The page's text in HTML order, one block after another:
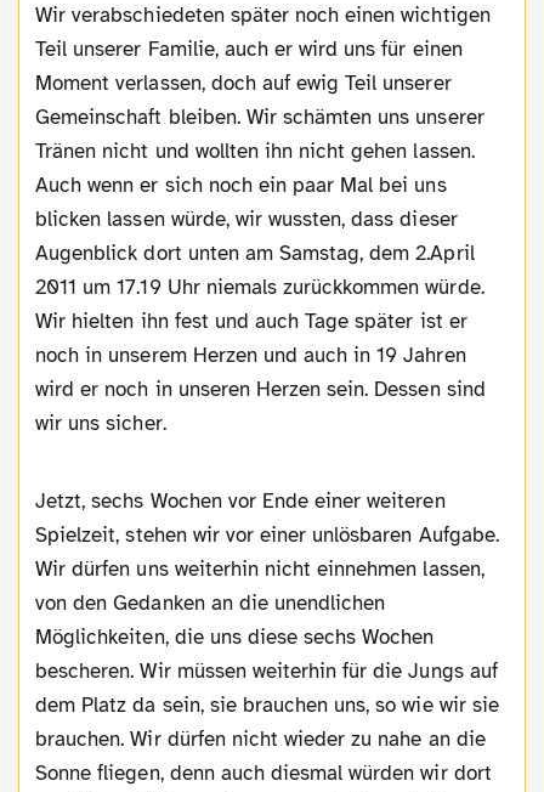
Wir verabschiedeten später noch einen wichtigen
Teil unserer Familie, auch er wird uns für einen
Moment verlassen, doch auf ewig Teil unserer
Gemeinschaft bleiben. Wir schämten uns unserer
Tränen nicht und wollten ihn nicht gehen lassen.
Auch wenn er sich noch ein paar Mal bei uns
blicken lassen würde, wir wussten, dass dieser
Augenblick dort unten am Samstag, dem 2.April
2011 um 17.19 Uhr niemals zurückkommen würde.
Wir hielten ihn fest und auch Tage später ist er
noch in unserem Herzen und auch in 19 Jahren
wird er noch in unseren Herzen sein. Dessen sind
wir uns sicher.
Jetzt, sechs Wochen vor Ende einer weiteren
Spielzeit, stehen wir vor einer unlösbaren Aufgabe.
Wir dürfen uns weiterhin nicht einnehmen lassen,
von den Gedanken an die unendlichen
Möglichkeiten, die uns diese sechs Wochen
bescheren. Wir müssen weiterhin für die Jungs auf
dem Platz da sein, sie brauchen uns, so wie wir sie
brauchen. Wir dürfen nicht wieder zu nahe an die
Sonne fliegen, denn auch diesmal würden wir dort